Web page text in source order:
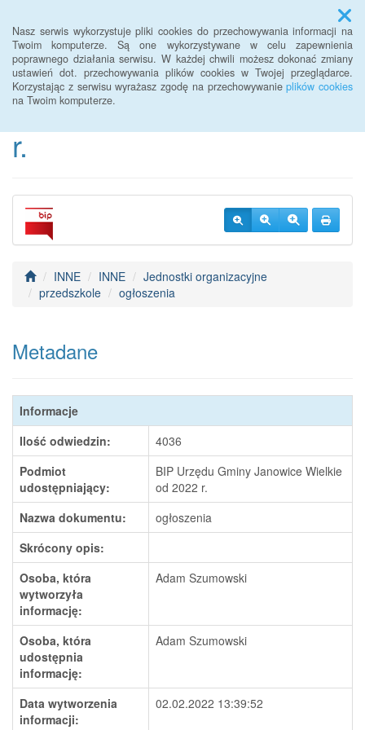
Nasz serwis wykorzystuje pliki cookies do przechowywania informacji na
Twoim komputerze. Są one wykorzystywane w celu zapewnienia
poprawnego działania serwisu. W każdej chwili możesz dokonać zmiany
ustawień dot. przechowywania plików cookies w Twojej przeglądarce.
Korzystając z serwisu wyrażasz zgodę na przechowywanieplików cookies
na Twoim komputerze.
Menu
BIP Urzędu Gminy
Janowice Wielkie od 2022
r.
INNE INNE
Jednostki organizacyjne
przedszkole
ogłoszenia
Metadane
Informacje
Ilość odwiedzin:
4036
Podmiot
udostępniający:
BIP Urzędu Gminy Janowice Wielkie
od 2022 r.
Nazwa dokumentu:
ogłoszenia
Skrócony opis:
Osoba, która
wytworzyła
informację:
Adam Szumowski
Osoba, która
udostępnia
informację:
Adam Szumowski
Data wytworzenia
informacji:
02.02.2022 13:39:52